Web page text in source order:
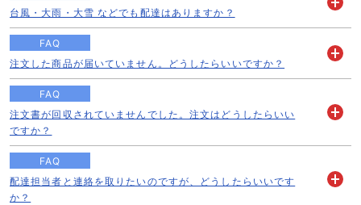
台風・大雨・大雪 などでも配達はありますか？
FAQ
注文した商品が届いていません。どうしたらいいですか？
FAQ
注文書が回収されていませんでした。注文はどうしたらいい
ですか？
く
FAQ
配達担当者と連絡を取りたいのですが、どうしたらいいです
か？